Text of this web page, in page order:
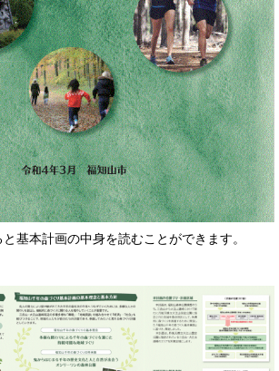
基本計画の中身を読むことができます。​